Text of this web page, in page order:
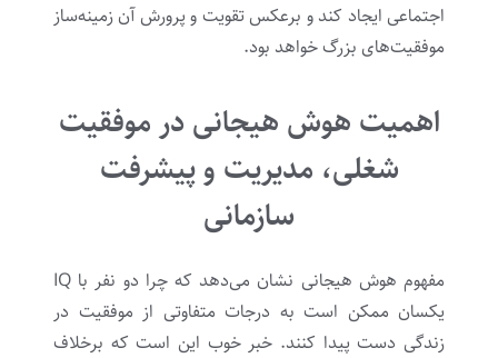
اجتماعی ایجاد کند و برعکس تقویت و پرورش آن زمینه‌ساز
موفقیت‌های بزرگ خواهد بود.
اهمیت هوش هیجانی در موفقیت
شغلی، مدیریت و پیشرفت
سازمانی
مفهوم هوش هیجانی نشان می‌دهد که چرا دو نفر با IQ
یکسان ممکن است به درجات متفاوتی از موفقیت در
زندگی دست پیدا کنند. خبر خوب این است که برخلاف